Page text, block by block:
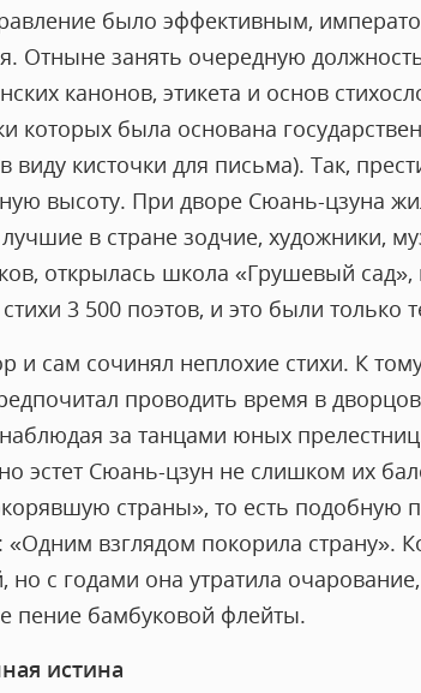
было эффективным,
Отныне занять очередную
канонов, этикета и основ
которых была основана
виду кисточки для письма). Так,
высоту. При дворе Сюань-цзуна
в стране зодчие, художники,
открылась школа «Грушевый
3 500 поэтов, и это были только
и сам сочинял неплохие стихи. К
проводить время в
за танцами юных
эстет Сюань-цзун не слишком их
страны», то есть подобную
«Одним взглядом покорила страну».
но с годами она утратила
пение бамбуковой флейты.
истина